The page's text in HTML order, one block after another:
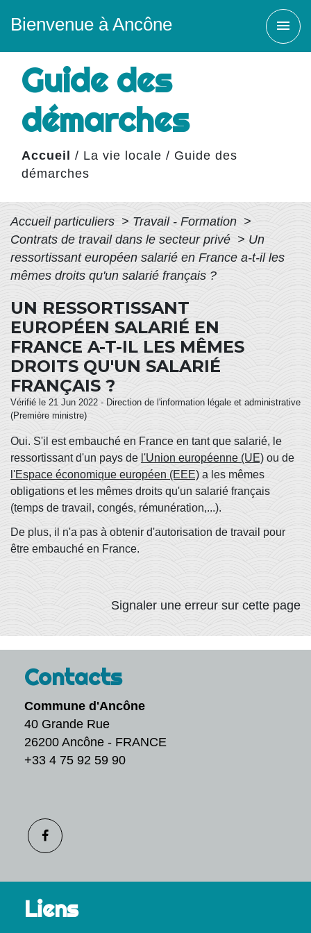
Bienvenue à Ancône menu
Guide des
démarches
Accueil / La vie locale / Guide des
démarches
Accueil particuliers > Travail - Formation >
Contrats de travail dans le secteur privé > Un
ressortissant européen salarié en France a-t-il les
mêmes droits qu'un salarié français ?
UN RESSORTISSANT
EUROPÉEN SALARIÉ EN
FRANCE A-T-IL LES MÊMES
DROITS QU'UN SALARIÉ
FRANÇAIS ?
Vérifié le 21 Jun 2022 - Direction de l'information légale et administrative
(Première ministre)
Oui. S'il est embauché en France en tant que salarié, le
ressortissant d'un pays de l'Union européenne (UE) ou de
l'Espace économique européen (EEE) a les mêmes
obligations et les mêmes droits qu'un salarié français
(temps de travail, congés, rémunération,...).
De plus, il n'a pas à obtenir d'autorisation de travail pour
être embauché en France.
Signaler une erreur sur cette page
Contacts
Commune d'Ancône
40 Grande Rue
26200 Ancône - FRANCE
+33 4 75 92 59 90
Liens